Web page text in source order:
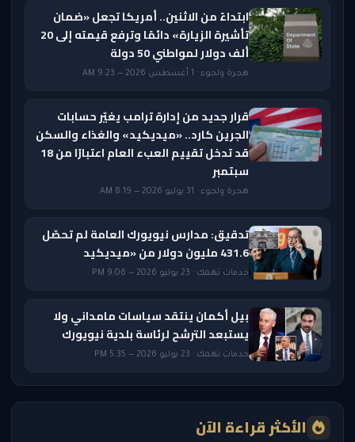
ابتداءً من الاثنين.. أمريكا تجعل «ضمان
تأشيرة الزيارة» دائمًا وترفع قيمته إلى 20
ألف دولار لمواطني 50 دولة
هجرة ولجوء · 1 أغسطس 2026 — 9:23 AM
قرار جديد من إدارة ترامب يغيّر حسابات
الجرين كارد.. «ميديكيد» والغذاء والسكن
قد تدخل تقييم العبء العام اعتبارًا من 18
سبتمبر
هجرة ولجوء · 31 يوليو 2026 — 8:19 AM
تدقيق: مدارس نيويورك العامة لم تحصّل
431.6 مليون دولار من «ميديكيد
خدمات تهمك · 23 يوليو 2026 — 9:06 PM
بيل أكمان ينتقد سياسات مامداني ولا
يستبعد الترشح لرئاسة بلدية نيويورك
خدمات تهمك · 23 يوليو 2026 — 5:35 PM
الأكثر قراءة الآن